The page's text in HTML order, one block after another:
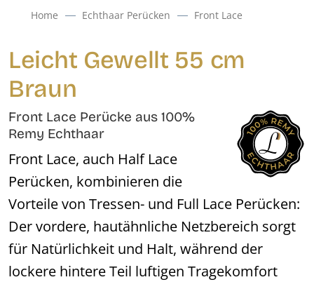
Home Echthaar Perücken Front Lace
Leicht Gewellt 55 cm
Braun
Front Lace Perücke aus 100%
Remy Echthaar
Front Lace, auch Half Lace
Perücken, kombinieren die
Vorteile von Tressen- und Full Lace Perücken:
Der vordere, hautähnliche Netzbereich sorgt
für Natürlichkeit und Halt, während der
lockere hintere Teil luftigen Tragekomfort